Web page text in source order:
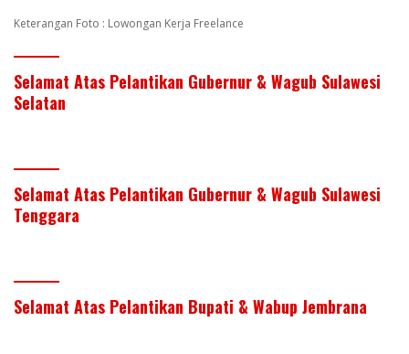
Keterangan Foto : Lowongan Kerja Freelance
Selamat Atas Pelantikan Gubernur & Wagub Sulawesi
Selatan
Selamat Atas Pelantikan Gubernur & Wagub Sulawesi
Tenggara
Selamat Atas Pelantikan Bupati & Wabup Jembrana